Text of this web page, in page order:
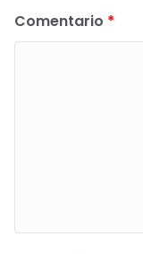
Comentario *